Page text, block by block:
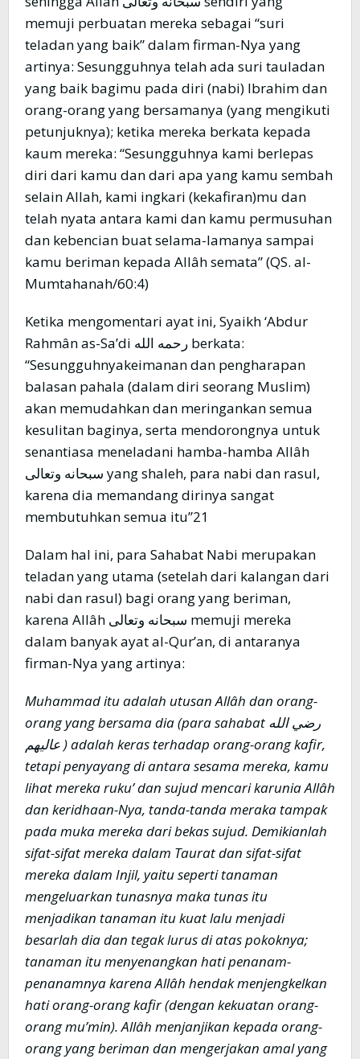
memuji perbuatan mereka sebagai “suri
teladan yang baik” dalam firman-Nya yang
artinya: Sesungguhnya telah ada suri tauladan
yang baik bagimu pada diri (nabi) Ibrahim dan
orang-orang yang bersamanya (yang mengikuti
petunjuknya); ketika mereka berkata kepada
kaum mereka: “Sesungguhnya kami berlepas
diri dari kamu dan dari apa yang kamu sembah
selain Allah, kami ingkari (kekafiran)mu dan
telah nyata antara kami dan kamu permusuhan
dan kebencian buat selama-lamanya sampai
kamu beriman kepada Allâh semata” (QS. al-
Mumtahanah/60:4)
Ketika mengomentari ayat ini, Syaikh ‘Abdur
Rahmân as-Sa’di رحمه الله berkata:
“Sesungguhnyakeimanan dan pengharapan
balasan pahala (dalam diri seorang Muslim)
akan memudahkan dan meringankan semua
kesulitan baginya, serta mendorongnya untuk
senantiasa meneladani hamba-hamba Allâh
سبحانه وتعالى yang shaleh, para nabi dan rasul,
karena dia memandang dirinya sangat
membutuhkan semua itu”21
Dalam hal ini, para Sahabat Nabi merupakan
teladan yang utama (setelah dari kalangan dari
nabi dan rasul) bagi orang yang beriman,
karena Allâh سبحانه وتعالى memuji mereka
dalam banyak ayat al-Qur’an, di antaranya
firman-Nya yang artinya:
Muhammad itu adalah utusan Allâh dan orang-
orang yang bersama dia (para sahabat رضي الله
عاليهم ) adalah keras terhadap orang-orang kafir,
tetapi penyayang di antara sesama mereka, kamu
lihat mereka ruku’ dan sujud mencari karunia Allâh
dan keridhaan-Nya, tanda-tanda meraka tampak
pada muka mereka dari bekas sujud. Demikianlah
sifat-sifat mereka dalam Taurat dan sifat-sifat
mereka dalam Injil, yaitu seperti tanaman
mengeluarkan tunasnya maka tunas itu
menjadikan tanaman itu kuat lalu menjadi
besarlah dia dan tegak lurus di atas pokoknya;
tanaman itu menyenangkan hati penanam-
penanamnya karena Allâh hendak menjengkelkan
hati orang-orang kafir (dengan kekuatan orang-
orang mu’min). Allâh menjanjikan kepada orang-
orang yang beriman dan mengerjakan amal yang